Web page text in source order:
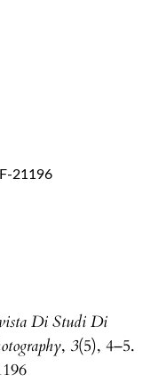
21196
Di Studi Di
, 3(5), 4–5.